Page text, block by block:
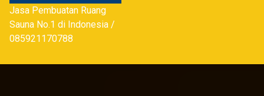
Jasa Pembuatan Ruang
Sauna No.1 di Indonesia /
085921170788